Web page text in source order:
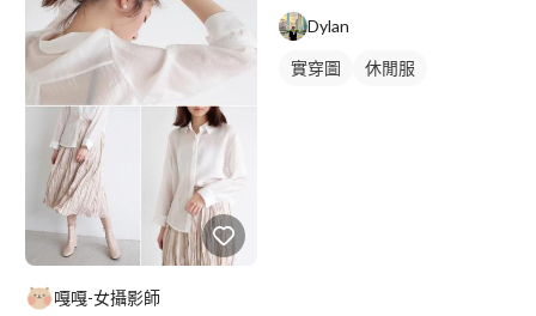
嘎嘎-女攝影師
Dylan
實穿圖 休閒服